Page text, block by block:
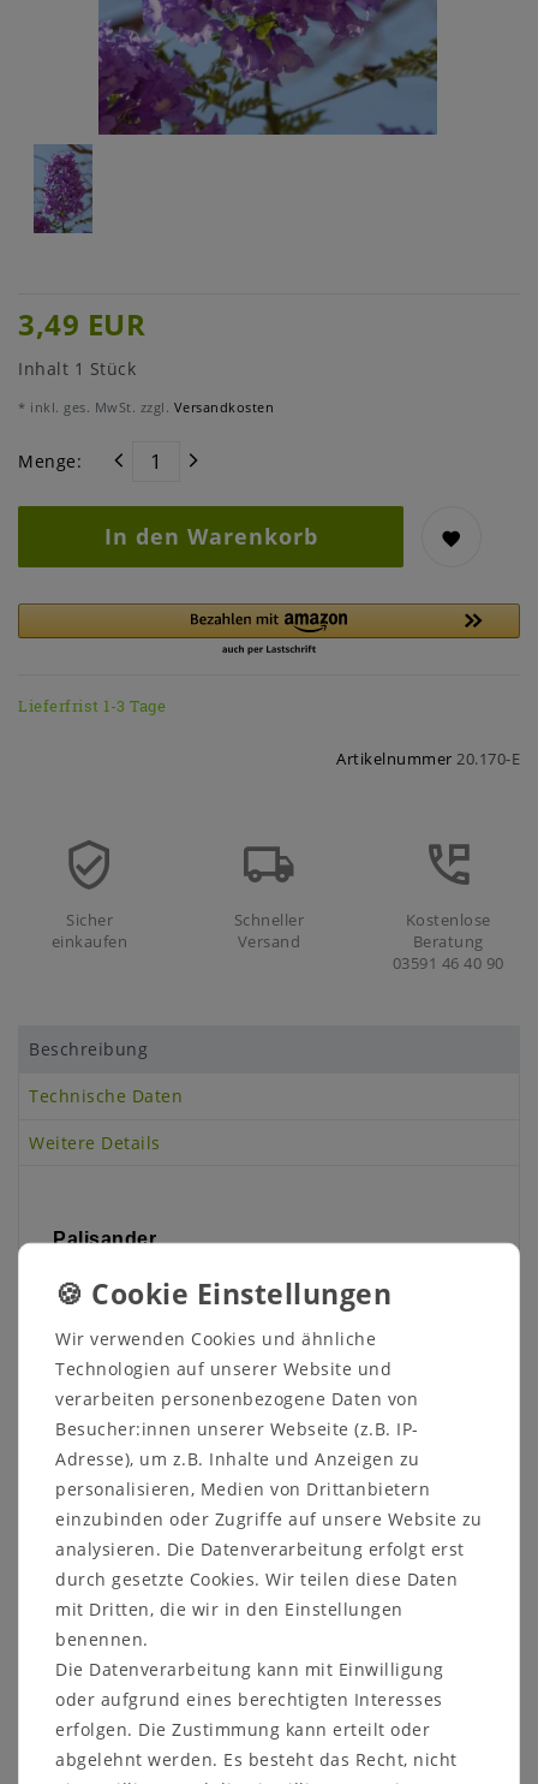
3,49 EUR
Inhalt 1 Stück
* inkl. ges. MwSt. zzgl. Versandkosten
Menge:
In den Warenkorb
Lieferfrist 1-3 Tage
Artikelnummer 20.170-E
Sicher
einkaufen
Schneller
Versand
Kostenlose
Beratung
03591 46 40 90
Beschreibung
Technische Daten
Weitere Details
Palisander
Jacaranda mimosifolia
Familie: Bignoniaceae
20 Samen
In seiner Heimat 15 bis 20 m hoher Baum.
Er zählt zu einem der am weitesten verbreiteten
Mit seinem farnähnlichen, filigran gefiederten
Laub (ähnelt der Mimose) und den
himmelblauen Blüten zählt er mit zu den
schönsten Zierbäumen. Er lässt sich bei uns
problemlos als Kübelpflanze halten.
Bekannt geworden ist er auch durch den Farbe
seines Holzes. „Palisander“ ist übrigens der am
häufigsten verkaufte Farbton bei Holzlasuren!
Wir verwenden Cookies und ähnliche
Technologien auf unserer Website und
verarbeiten personenbezogene Daten von
Besucher:innen unserer Webseite (z.B. IP-
Adresse), um z.B. Inhalte und Anzeigen zu
personalisieren, Medien von Drittanbietern
einzubinden oder Zugriffe auf unsere Website zu
analysieren. Die Datenverarbeitung erfolgt erst
durch gesetzte Cookies. Wir teilen diese Daten
mit Dritten, die wir in den Einstellungen
benennen.
Die Datenverarbeitung kann mit Einwilligung
oder aufgrund eines berechtigten Interesses
erfolgen. Die Zustimmung kann erteilt oder
abgelehnt werden. Es besteht das Recht, nicht